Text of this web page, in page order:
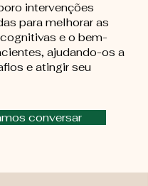
intervenções
para melhorar as
e o bem-
ajudando-os a
e atingir seu
conversar